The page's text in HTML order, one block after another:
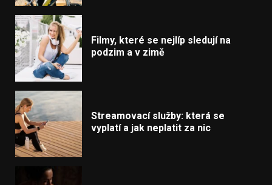
Filmy, které se nejlíp sledují na
podzim a v zimě
Streamovací služby: která se
vyplatí a jak neplatit za nic